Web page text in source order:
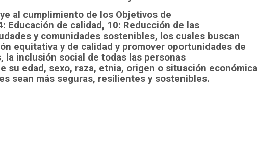
al cumplimiento de los Objetivos de
Educación de calidad, 10: Reducción de las
y comunidades sostenibles, los cuales buscan
equitativa y de calidad y promover oportunidades de
la inclusión social de todas las personas
su edad, sexo, raza, etnia, origen o situación económica
sean más seguras, resilientes y sostenibles.